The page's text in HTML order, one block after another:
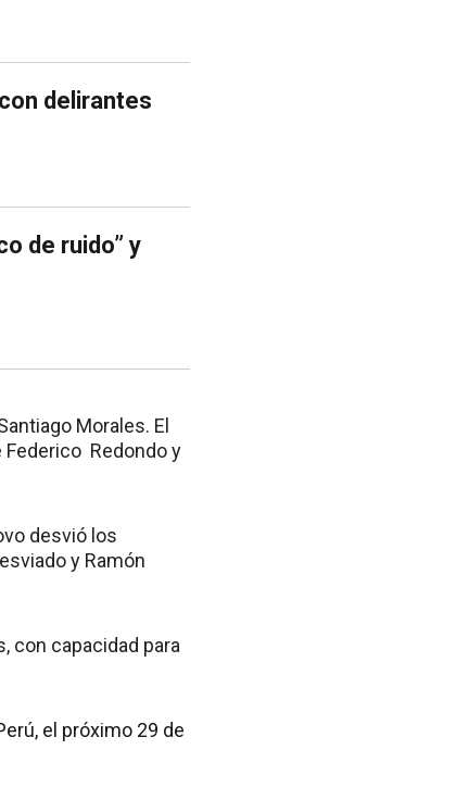
delirantes
de ruido” y
Morales. El
Federico Redondo y
desvió los
y Ramón
con capacidad para
el próximo 29 de